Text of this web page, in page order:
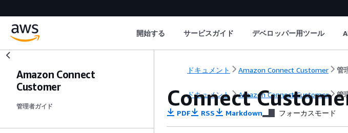
開始する サービスガイド デベロッパー用ツール
Amazon Connect
Customer
管理者ガイド
ドキュメント Amazon Connect Customer 管
ドキュメント Amazon Connect Customer 管
Connect
PDF RSS Markdown フォーカスモード